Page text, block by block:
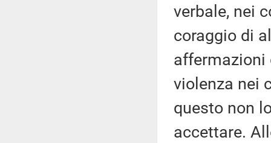
verbale, nei
coraggio di
affermazioni
violenza nei
questo non
accettare.